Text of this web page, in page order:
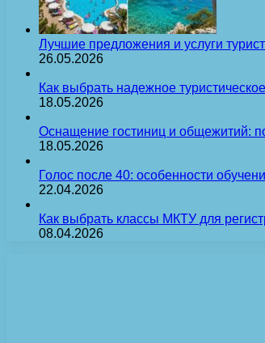
Лучшие предложения и услуги
26.05.2026
Как выбрать надежное
18.05.2026
Оснащение гостиниц и общежитий:
18.05.2026
Голос после 40: особенности
22.04.2026
Как выбрать классы МКТУ для
08.04.2026